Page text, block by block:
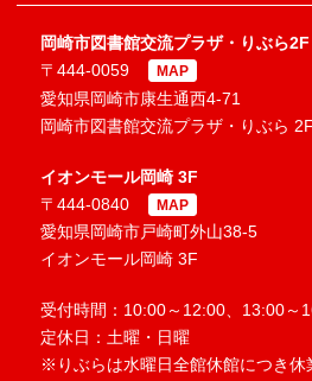
岡崎市図書館交流プラザ・りぶら2F
〒444-0059
MAP
愛知県岡崎市康生通西4-71
岡崎市図書館交流プラザ・りぶら 2F
イオンモール岡崎 3F
〒444-0840
MAP
愛知県岡崎市戸崎町外山38-5
イオンモール岡崎 3F
受付時間：10:00～12:00、13:00～
定休日：土曜・日曜
※りぶらは水曜日全館休館につき休